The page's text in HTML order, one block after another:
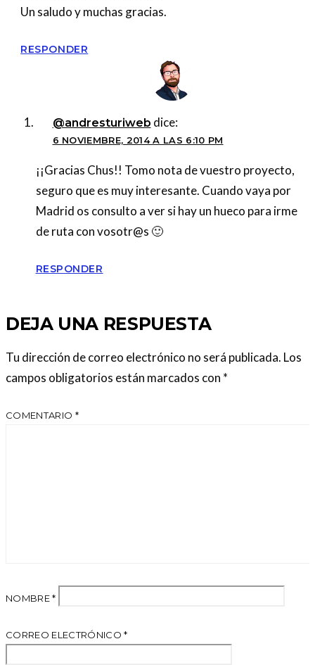
Un saludo y muchas gracias.
RESPONDER
@andresturiweb dice:
6 NOVIEMBRE, 2014 A LAS 6:10 PM
¡¡Gracias Chus!! Tomo nota de vuestro proyecto,
seguro que es muy interesante. Cuando vaya por
Madrid os consulto a ver si hay un hueco para irme
de ruta con vosotr@s 🙂
RESPONDER
DEJA UNA RESPUESTA
Tu dirección de correo electrónico no será publicada. Los
campos obligatorios están marcados con *
COMENTARIO *
NOMBRE*
CORREO ELECTRÓNICO*